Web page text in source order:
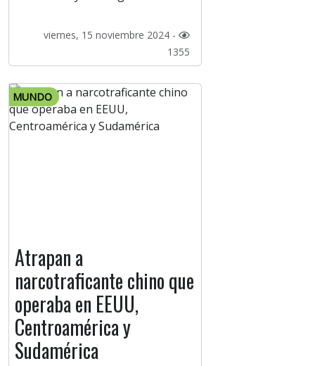
viernes, 15 noviembre 2024 -
1355
MUNDO
Atrapan a
narcotraficante chino que
operaba en EEUU,
Centroamérica y
Sudamérica